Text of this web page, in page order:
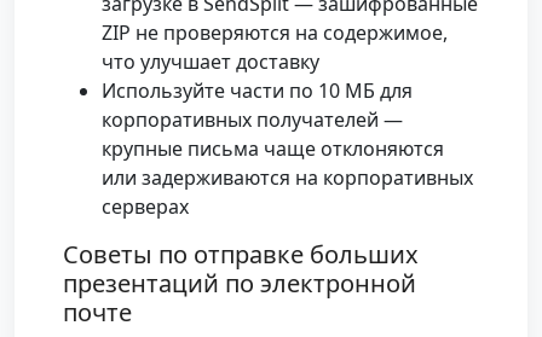
ZIP не проверяются на содержимое,
что улучшает доставку
Используйте части по 10 МБ для
корпоративных получателей —
крупные письма чаще отклоняются
или задерживаются на корпоративных
серверах
Советы по отправке больших
презентаций по электронной
почте